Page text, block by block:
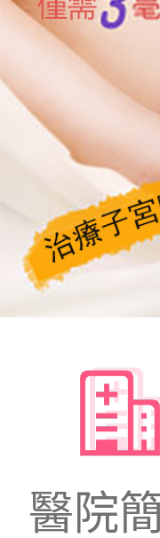
醫院